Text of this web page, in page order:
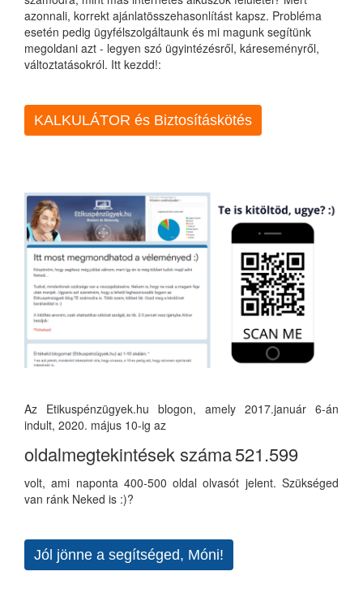
azonnali, korrekt ajánlatösszehasonlítást kapsz. Probléma
esetén pedig ügyfélszolgáltaunk és mi magunk segítünk
megoldani azt - legyen szó ügyintézésről, káreseményről,
változtatásokról. Itt kezdd!:
KALKULÁTOR és Biztosításkötés
Az Etikuspénzügyek.hu blogon, amely 2017.január 6-án
indult, 2020. május 10-ig az
oldalmegtekintések száma521.599
volt, ami naponta 400-500 oldal olvasót jelent. Szükséged
van ránk Neked is :)?
Jól jönne a segítséged, Móni!